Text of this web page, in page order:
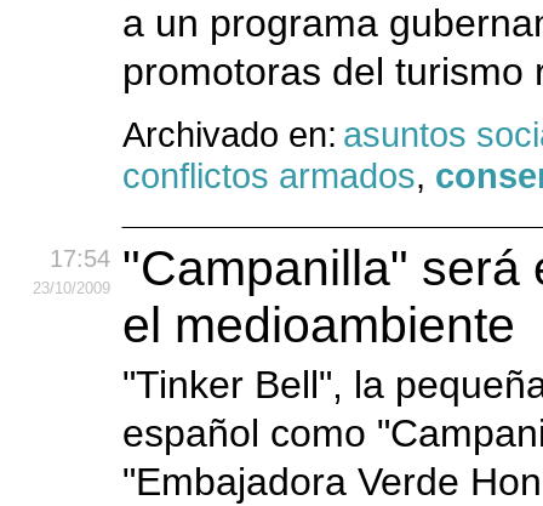
a un programa
promotoras del
Archivado en: asuntos
conflictos armados,
17:54
23/10/2009
"Campanilla" será
el medioambiente
"Tinker Bell", la
español como
"Embajadora Verde